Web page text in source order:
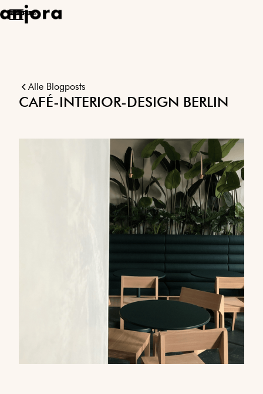
ÜBER UNS
PROJEKTE
KONTAKT
Alle Blogposts
CAFÉ-INTERIOR-DESIGN BERLIN